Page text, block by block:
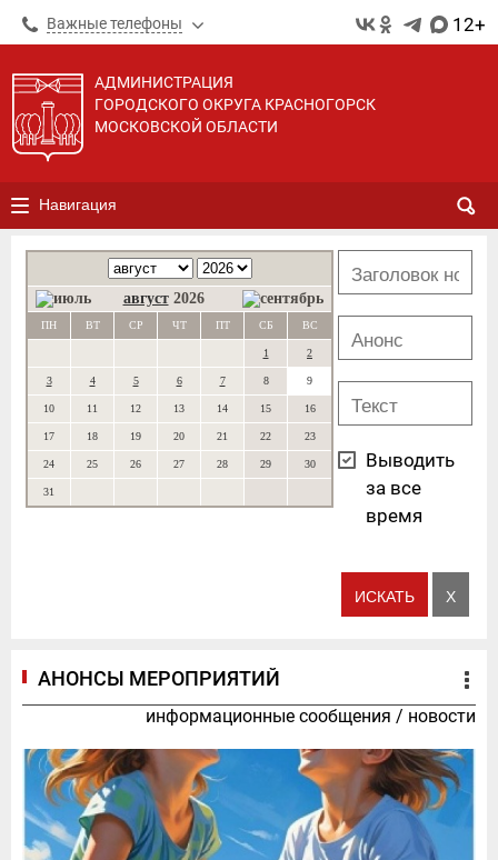
Важные телефоны 12+
АДМИНИСТРАЦИЯ
ГОРОДСКОГО ОКРУГА КРАСНОГОРСК
МОСКОВСКОЙ ОБЛАСТИ
Навигация
август 2026
ПН ВТ СР ЧТ ПТ СБ ВС
1 2
3 4 5 6 7 8 9
10 11 12 13 14 15 16
17 18 19 20 21 22 23
24 25 26 27 28 29 30
31
Выводить
за все
время
АНОНСЫ МЕРОПРИЯТИЙ
информационные сообщения / новости